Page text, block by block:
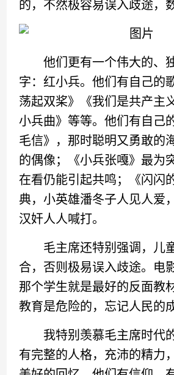
的，不然极容易误入歧途，
他们更有一个伟大的、
字：红小兵。他们有自己的
荡起双桨》《我们是共产主
小兵曲》等等。他们有自己
毛信》，那时聪明又勇敢的
的偶像；《小兵张嘎》最为
在看仍能引起共鸣；《闪闪
典，小英雄潘冬子人见人爱
汉奸人人喊打。
毛主席还特别强调，儿
合，否则极易误入歧途。电
那个学生就是最好的反面教
教育是危险的，忘记人民的
我特别羡慕毛主席时代的
有完整的人格，充沛的精力